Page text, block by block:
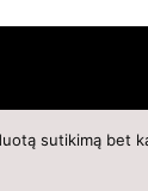
sutikimą bet